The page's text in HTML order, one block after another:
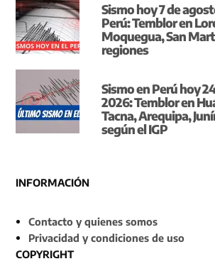
Sismo hoy 7 de
Perú: Temblor en
Moquegua, San
regiones
Sismo en Perú hoy
2026: Temblor en
Tacna, Arequipa,
según el IGP
INFORMACIÓN
Contacto y quienes somos
Privacidad y condiciones de uso
COPYRIGHT